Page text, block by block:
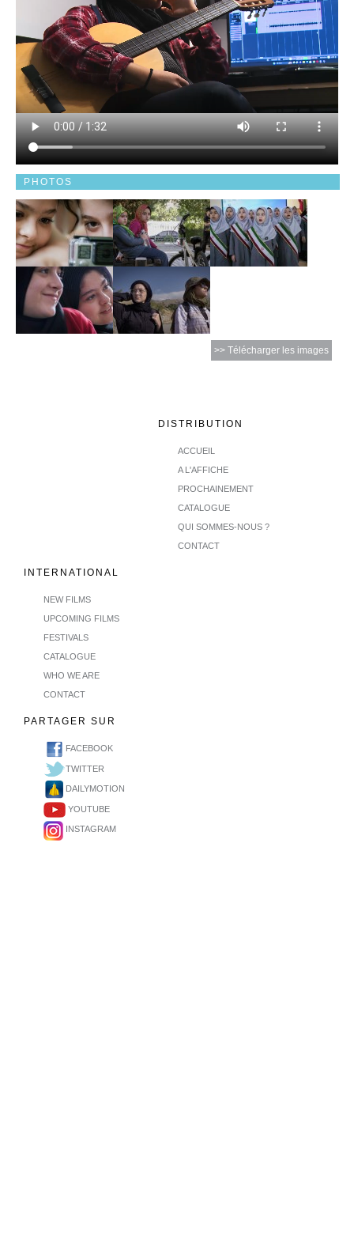
PHOTOS
>> Télécharger les images
DISTRIBUTION
ACCUEIL
A L'AFFICHE
PROCHAINEMENT
CATALOGUE
QUI SOMMES-NOUS ?
CONTACT
INTERNATIONAL
NEW FILMS
UPCOMING FILMS
FESTIVALS
CATALOGUE
WHO WE ARE
CONTACT
PARTAGER SUR
FACEBOOK
TWITTER
DAILYMOTION
YOUTUBE
INSTAGRAM